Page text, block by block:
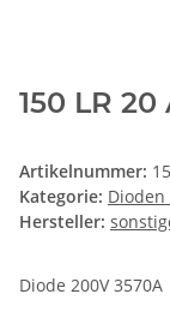
150 LR 20
Artikelnummer:
Kategorie:
Hersteller:
Diode 200V 3570A